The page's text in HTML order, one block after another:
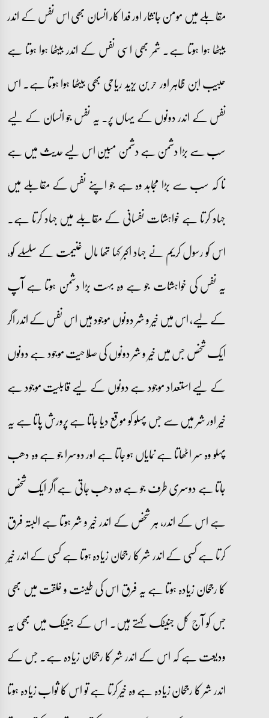
مقابلے میں مومن جانثار اور فدا کار انسان بھی اس نفس کے اندر
بیٹھا ہوا ہوتا ہے۔ شمر بھی اسی نفس کے اندر بیٹھا ہوا ہوتا ہے
حبیب ابن ظاہر اور حر بن یزید ریاحی بھی بیٹھا ہوا ہوتا ہے۔ اس
نفس کے اندر دونوں کے یہاں پر۔ یہ نفس جو انسان کے لیے
سب سے بڑا دشمن ہے دشمن مبین اس لیے حدیث میں ہے
نا کہ سب سے بڑا مجاہد وہ ہے جو اپنے نفس کے مقابلے میں
جہاد کرتا ہے خواہشات نفسانی کے مقابلے میں جہاد کرتا ہے۔
اس کو رسول کریم نے جہاد اکبر کہا تھا مال غنیمت کے سلسلے کو،
یہ نفس کی خواہشات جو ہے وہ بہت بڑا دشمن ہوتا ہے آپ
کے لیے، اس میں خیر و شر دونوں موجود ہیں اس نفس کے اندر اگر
ایک شخص جس میں خیر و شر دونوں کی صلاحیت موجود ہے دونوں
کے لیے استعداد موجود ہے دونوں کے لیے قابلیت موجود ہے
خیر اور شر میں سے جس پہلو کو موقع دیا جاتا ہے پرورش پاتا ہے یہ
پہلو وہ سر اٹھاتا ہے نمایاں ہو جاتا ہے اور دوسرا جو ہے وہ دھب
جاتا ہے دوسری طرف جو ہے وہ دھب جاتی ہے اگر ایک شخص
ہے اس کے اندر، ہر شخص کے اندر خیر و شر ہوتا ہے البتہ فرق
کرتا ہے کسی کے اندر شر کا رجحان زیادہ ہوتا ہے کسی کے اندر خیر
کا رجحان زیادہ ہوتا ہے یہ فرق اس کی طینت و خلقت میں بھی
جس کو آج کل جنیٹک کہتے ہیں۔ اس کے جنیٹک میں بھی یہ
ودیعت ہے کہ اس کے اندر شر کا رجحان زیادہ ہے۔ جس کے
اندر شر کا رجحان زیادہ ہے وہ خیر کرتا ہے تو اس کا ثواب زیادہ ہوتا